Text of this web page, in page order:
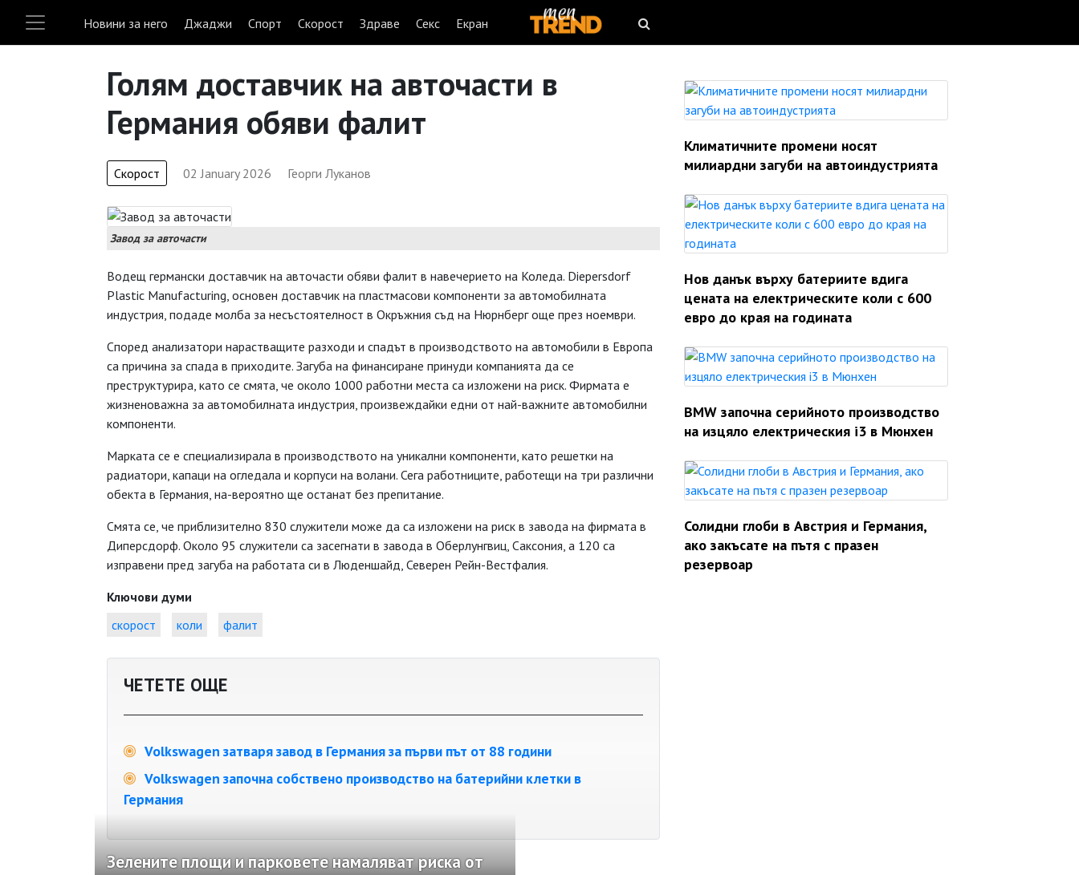
Новини за него Джаджи Спорт Скорост Здраве Секс Екран
Голям доставчик на авточасти в
Германия обяви фалит
Скорост 02 January 2026 Георги Луканов
Завод за авточасти
Водещ германски доставчик на авточасти обяви фалит в навечерието на Коледа. Diepersdorf
Plastic Manufacturing, основен доставчик на пластмасови компоненти за автомобилната
индустрия, подаде молба за несъстоятелност в Окръжния съд на Нюрнберг още през ноември.
Според анализатори нарастващите разходи и спадът в производството на автомобили в Европа
са причина за спада в приходите. Загуба на финансиране принуди компанията да се
преструктурира, като се смята, че около 1000 работни места са изложени на риск. Фирмата е
жизненоважна за автомобилната индустрия, произвеждайки едни от най-важните автомобилни
компоненти.
Марката се е специализирала в производството на уникални компоненти, като решетки на
радиатори, капаци на огледала и корпуси на волани. Сега работниците, работещи на три различни
обекта в Германия, на-вероятно ще останат без препитание.
Смята се, че приблизително 830 служители може да са изложени на риск в завода на фирмата в
Диперсдорф. Около 95 служители са засегнати в завода в Оберлунгвиц, Саксония, а 120 са
изправени пред загуба на работата си в Люденшайд, Северен Рейн-Вестфалия.
Ключови думи
скорост
коли фалит
ЧЕТЕТЕ ОЩЕ
Volkswagen затваря завод в Германия за първи път от 88 години
Volkswagen започна собствено производство на батерийни клетки в
Германия
Климатичните промени носят
милиардни загуби на автоиндустрията
Нов данък върху батериите вдига
цената на електрическите коли с 600
евро до края на годината
BMW започна серийното производство
на изцяло електрическия i3 в Мюнхен
Солидни глоби в Австрия и Германия,
ако закъсате на пътя с празен
резервоар
Зелените площи и парковете намаляват риска от